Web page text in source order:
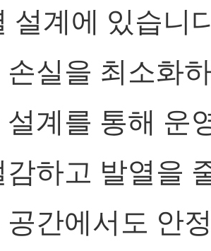
설계에 있습니
손실을 최소화
설계를 통해 운
감하고 발열을
공간에서도 안